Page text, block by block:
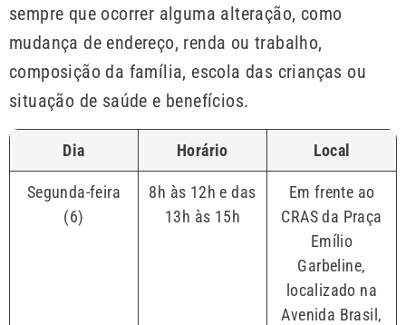
sempre que ocorrer alguma alteração, como
mudança de endereço, renda ou trabalho,
composição da família, escola das crianças ou
situação de saúde e benefícios.
Dia Horário Local
Segunda-feira
(6)
8h às 12h e das
13h às 15h
Em frente ao
CRAS da Praça
Emílio
Garbeline,
localizado na
Avenida Brasil,